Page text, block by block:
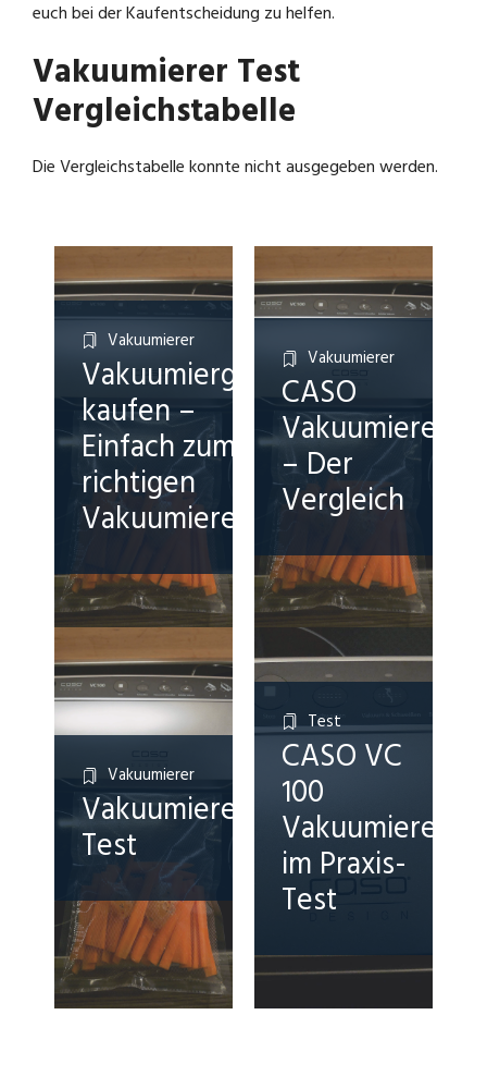
euch bei der Kaufentscheidung zu helfen.
Vakuumierer Test
Vergleichstabelle
Die Vergleichstabelle konnte nicht ausgegeben werden.
Vakuumierer
Vakuumiergerät
kaufen –
Einfach zum
richtigen
Vakuumierer
Vakuumierer
CASO
Vakuumierer
– Der
Vergleich
Vakuumierer
Vakuumierer
Test
Test
CASO VC
100
Vakuumierer
im Praxis-
Test